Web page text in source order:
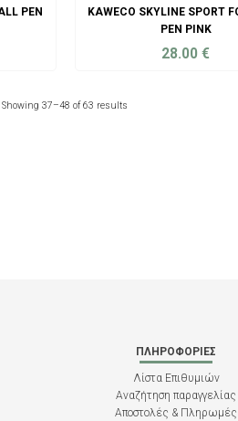
PEN
KAWECO SKYLINE SPORT
PEN PINK
28.00 €
Showing 37–48 of 63 results
ΠΛΗΡΟΦΟΡΊΕΣ
Λίστα Επιθυμιών
Αναζήτηση παραγγελίας
Αποστολές & Πληρωμές